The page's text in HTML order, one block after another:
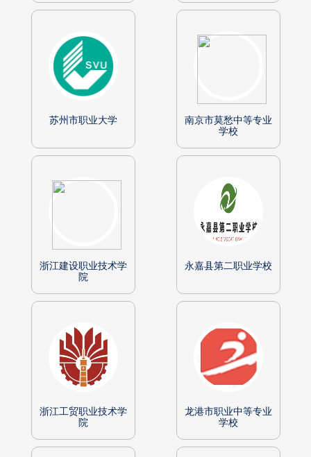
苏州市职业大学
南京市莫愁中等专业
学校
浙江建设职业技术学
院
永嘉县第二职业学校
浙江工贸职业技术学
院
龙港市职业中等专业
学校